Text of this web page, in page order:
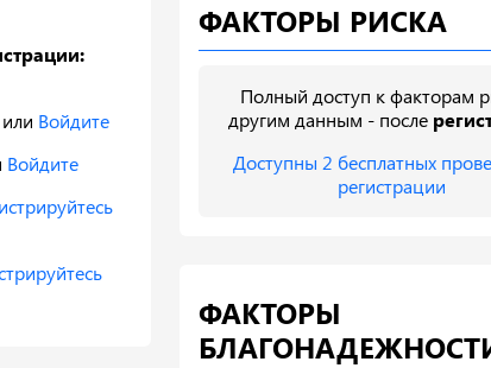
или Войдите
Войдите
ФАКТОРЫ РИСКА
Полный доступ к факторам
другим данным - после
Доступны 2 бесплатных
регистрации
ФАКТОРЫ